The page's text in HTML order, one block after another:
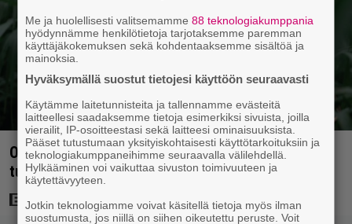
Ohjaaja lähti kalppimaan 870 miljoonaa dollaria
tuottaneen elokuvan jatko-osasta
Me ja huolellisesti valitsemamme88 teknologiakumppania
hyödynnämme henkilötietoja tarjotaksemme paremman
käyttäjäkokemuksen sekä kohdentaaksemme sisältöä ja
mainoksia.
Hyväksymällä suostut tietojesi käyttöön seuraavasti
Käytämme laitetunnisteita ja tallennamme evästeitä
laitteellesi saadaksemme tietoja esimerkiksi sivuista, joilla
vierailit, IP-osoitteestasi sekä laitteesi ominaisuuksista.
Pääset tutustumaan yksityiskohtaisesti käyttötarkoituksiin ja
teknologiakumppaneihimme seuraavalla välilehdellä.
Hylkääminen voi vaikuttaa sivuston toimivuuteen ja
käytettävyyteen.
Jotkin teknologiamme voivat käsitellä tietoja myös ilman
suostumusta, jos niillä on siihen oikeutettu peruste. Voit